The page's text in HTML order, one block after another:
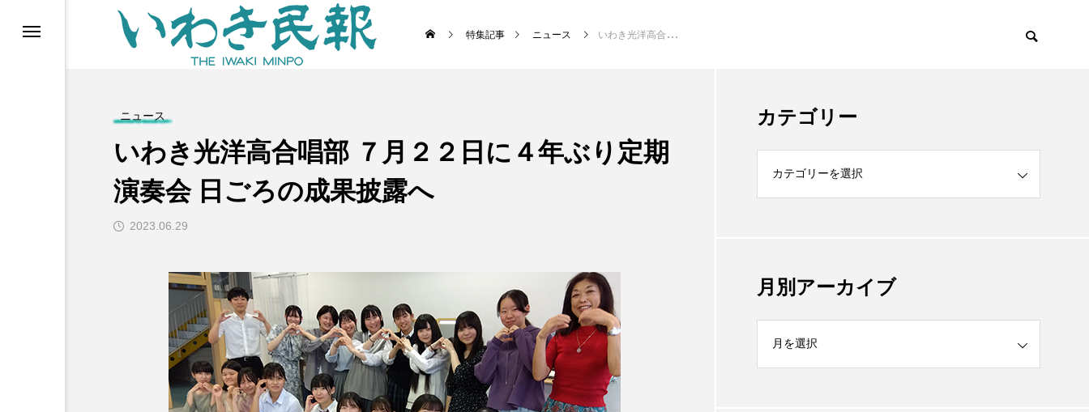
特集記事 ニュース いわき光洋高合唱部 ７月２２日に４年ぶり定期演奏会 日ごろの成果披露へ
ニュース
いわき光洋高合唱部 ７月２２日に４年ぶり定期
演奏会 日ごろの成果披露へ
2023.06.29
カテゴリー
月別アーカイブ